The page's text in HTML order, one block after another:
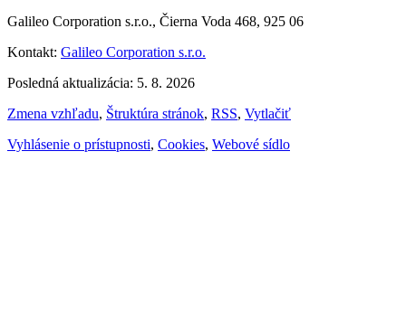
Galileo Corporation s.r.o., Čierna Voda 468, 925 06
Kontakt: Galileo Corporation s.r.o.
Posledná aktualizácia: 5. 8. 2026
Zmena vzhľadu, Štruktúra stránok, RSS, Vytlačiť
Vyhlásenie o prístupnosti, Cookies, Webové sídlo